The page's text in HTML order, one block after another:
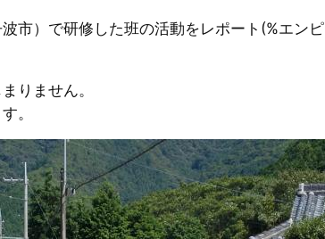
市）で研修した班の活動をレポート(%エンピ
りません。
。